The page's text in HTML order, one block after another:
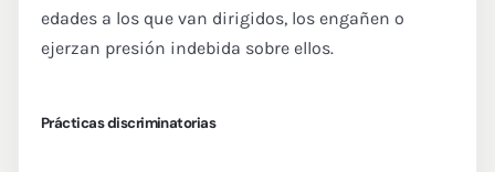
Create My Store
edades a los que van dirigidos, los engañen o
ejerzan presión indebida sobre ellos.
Prácticas discriminatorias